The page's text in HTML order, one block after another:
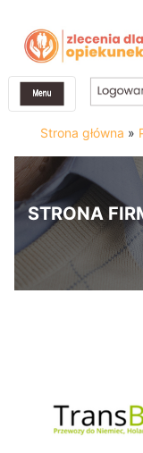
Strona główna »
STRONA